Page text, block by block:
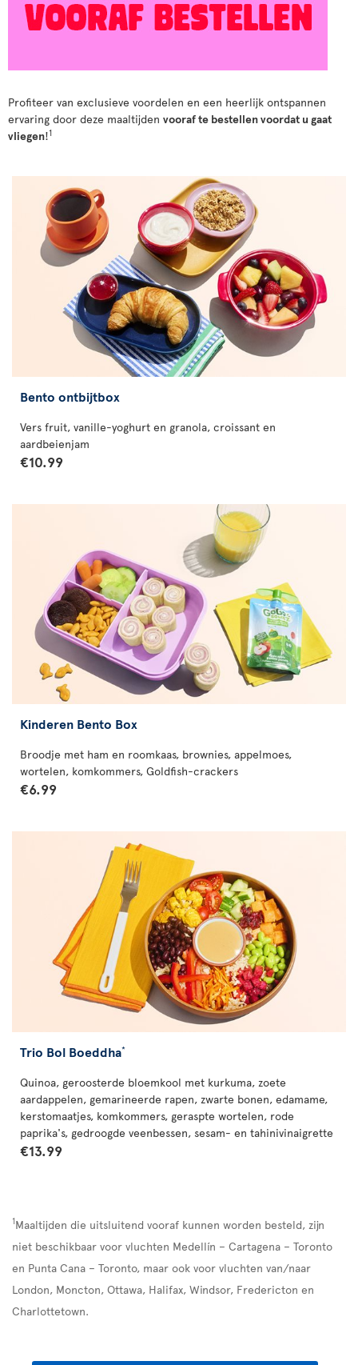
Profiteer van exclusieve voordelen en een heerlijk ontspannen
ervaring door deze maaltijden vooraf te bestellen voordat u gaat
vliegen!1
Bento ontbijtbox
Vers fruit, vanille-yoghurt en granola, croissant en
aardbeienjam
€10.99
Kinderen Bento Box
Broodje met ham en roomkaas, brownies, appelmoes,
wortelen, komkommers, Goldfish-crackers
€6.99
Trio Bol Boeddha*
Quinoa, geroosterde bloemkool met kurkuma, zoete
aardappelen, gemarineerde rapen, zwarte bonen, edamame,
kerstomaatjes, komkommers, geraspte wortelen, rode
paprika's, gedroogde veenbessen, sesam- en tahinivinaigrette
€13.99
1Maaltijden die uitsluitend vooraf kunnen worden besteld, zijn
niet beschikbaar voor vluchten Medellín – Cartagena – Toronto
en Punta Cana – Toronto, maar ook voor vluchten van/naar
London, Moncton, Ottawa, Halifax, Windsor, Fredericton en
Charlottetown.